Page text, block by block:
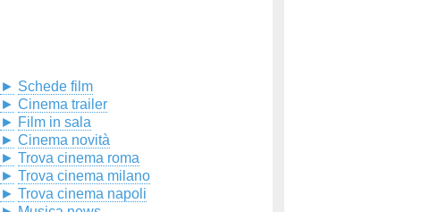
► Schede film
► Cinema trailer
► Film in sala
► Cinema novità
► Trova cinema roma
► Trova cinema milano
► Trova cinema napoli